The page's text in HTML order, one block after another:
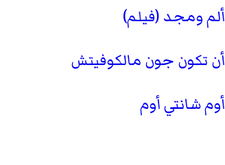
ألم ومجد (فيلم)
أن تكون جون مالكوفيتش
أوم شانتي أوم